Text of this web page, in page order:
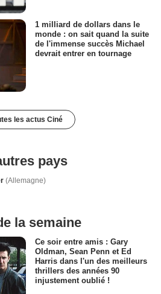
1 milliard de dollars dans le
monde : on sait quand la suite
de l'immense succès Michael
devrait entrer en tournage
les actus Ciné
pays
(Allemagne)
la semaine
Ce soir entre amis : Gary
Oldman, Sean Penn et Ed
Harris dans l'un des meilleurs
thrillers des années 90
injustement oublié !